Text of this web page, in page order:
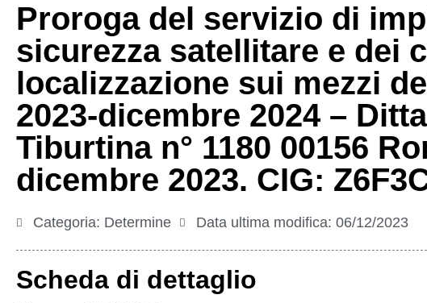
Proroga del servizio di
sicurezza satellitare e dei
localizzazione sui mezzi
2023-dicembre 2024 –
Tiburtina n° 1180 00156
dicembre 2023. CIG:
Categoria: Determine Data ultima modifica: 06/12/2023
Scheda di dettaglio